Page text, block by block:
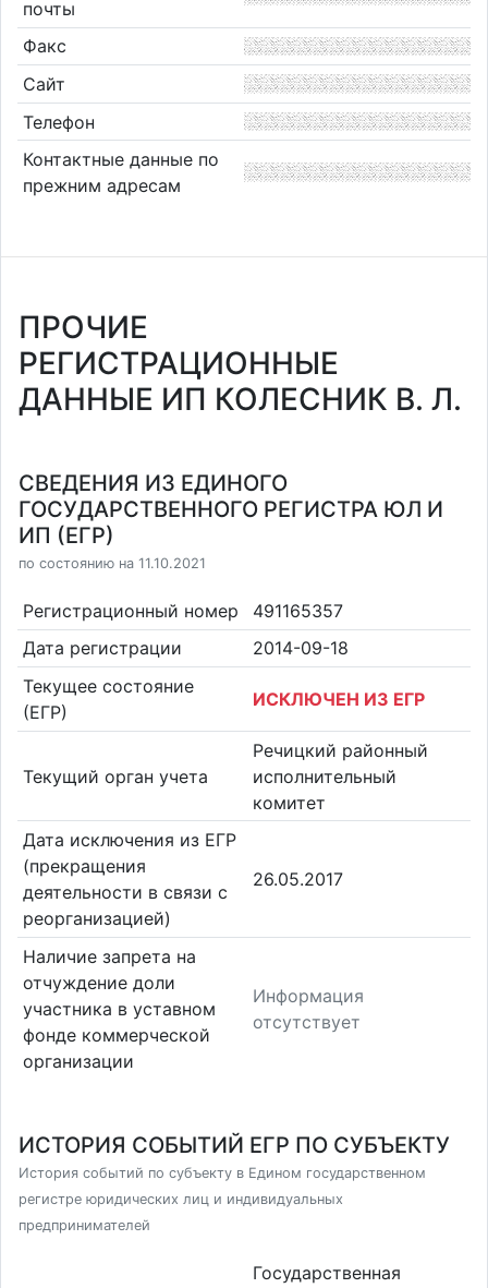
почты
Факс
Сайт
Телефон
Контактные данные по
прежним адресам
ПРОЧИЕ
РЕГИСТРАЦИОННЫЕ
ДАННЫЕ ИП КОЛЕСНИК В. Л.
СВЕДЕНИЯ ИЗ ЕДИНОГО
ГОСУДАРСТВЕННОГО РЕГИСТРА ЮЛ И
ИП (ЕГР)
по состоянию на 11.10.2021
Регистрационный номер
491165357
Дата регистрации
2014-09-18
Текущее состояние
(ЕГР)
ИСКЛЮЧЕН ИЗ ЕГР
Текущий орган учета
Речицкий районный
исполнительный
комитет
Дата исключения из ЕГР
(прекращения
деятельности в связи с
реорганизацией)
26.05.2017
Наличие запрета на
отчуждение доли
участника в уставном
фонде коммерческой
организации
Информация
отсутствует
ИСТОРИЯ СОБЫТИЙ ЕГР ПО СУБЪЕКТУ
История событий по субъекту в Едином государственном
регистре юридических лиц и индивидуальных
предпринимателей
Государственная